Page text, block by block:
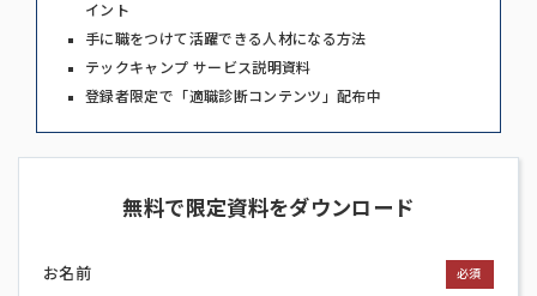
イント
手に職をつけて活躍できる人材になる方法
テックキャンプ サービス説明資料
登録者限定で「適職診断コンテンツ」配布中
無料で限定資料をダウンロード
お名前 必須